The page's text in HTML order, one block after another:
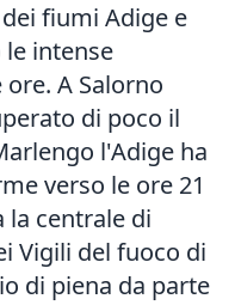
fiumi Adige e
intense
A Salorno
di poco il
l'Adige ha
verso le ore 21
la centrale di
Vigili del fuoco di
di piena da parte